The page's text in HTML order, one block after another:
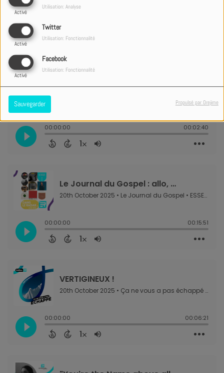
Activé
Utilisation: Analyse
Twitter
Activé
Utilisation: Fonctionnalité
Facebook
Activé
Utilisation: Fonctionnalité
Sauvegarder Propulsé par Orejime